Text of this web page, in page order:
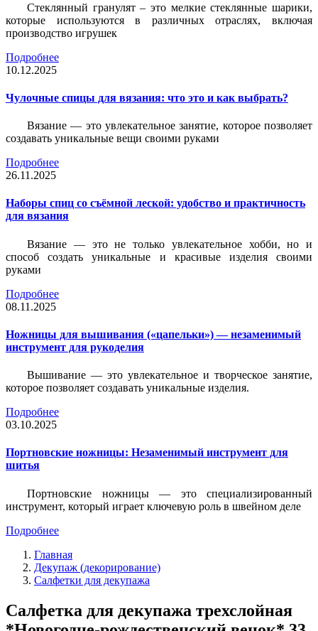
Стеклянный гранулят – это мелкие стеклянные шарики,
которые используются в различных отраслях, включая
производство игрушек
Подробнее
10.12.2025
Чулочные спицы для вязания: что это и как выбрать?
Вязание — это увлекательное занятие, которое позволяет
создавать уникальные вещи своими руками
Подробнее
26.11.2025
Наборы спиц со съёмной леской: удобство и практичность
для вязания
Вязание — это не только увлекательное хобби, но и
способ создать уникальные и красивые изделия своими
руками
Подробнее
08.11.2025
Ножницы для вышивания («цапельки») — незаменимый
инструмент для рукоделия
Вышивание — это увлекательное и творческое занятие,
которое позволяет создавать уникальные изделия.
Подробнее
03.10.2025
Портновские ножницы: Незаменимый инструмент для
шитья
Портновские ножницы — это специализированный
инструмент, который играет ключевую роль в швейном деле
Подробнее
Главная
Декупаж (декорирование)
Салфетки для декупажа
Салфетка для декупажа трехслойная